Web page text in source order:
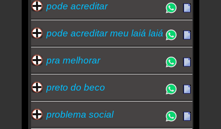
pode acreditar
pode acreditar meu laiá laiá
pra melhorar
preto do beco
problema social